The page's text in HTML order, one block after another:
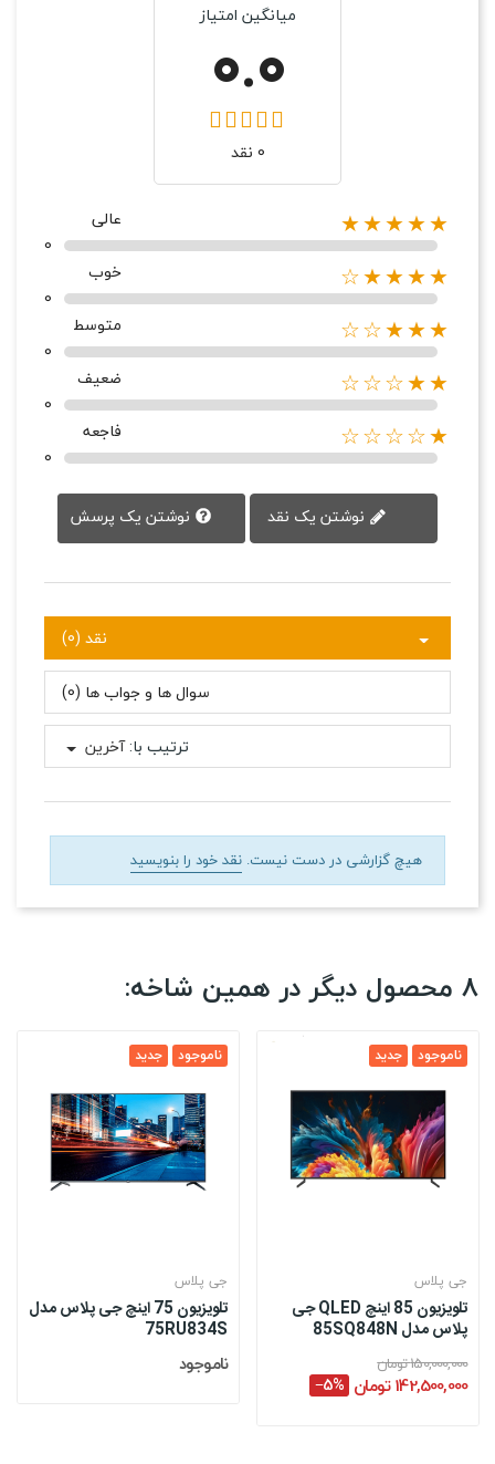
میانگین امتیاز
0.0
0 نقد
★★★★★
عالی
0
★★★★☆
خوب
0
★★★☆☆
متوسط
0
★★☆☆☆
ضعیف
0
★☆☆☆☆
فاجعه
0
نوشتن یک پرسش
نقد (0)
سوال ها و جواب ها (0)
ترتیب با:آخرین
هیچ گزارشی در دست نیست. نقد خود را بنویسید
8 محصول دیگر در همین شاخه:
جدید ناموجود
جی پلاس
تلویزیون 75 اینچ جی پلاس مدل
75RU834S
ناموجود
جدید ناموجود
جی پلاس
تلویزیون 85 اینچ QLED جی
پلاس مدل 85SQ848N
150,000,000 تومان
142,500,000 تومان ‎−5%